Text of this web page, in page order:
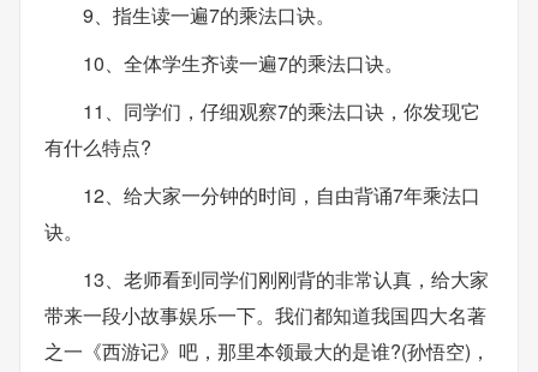
9、指生读一遍7的乘法口诀。
10、全体学生齐读一遍7的乘法口诀。
11、同学们，仔细观察7的乘法口诀，你发现它
有什么特点?
12、给大家一分钟的时间，自由背诵7年乘法口
诀。
13、老师看到同学们刚刚背的非常认真，给大家
带来一段小故事娱乐一下。我们都知道我国四大名著
之一《西游记》吧，那里本领最大的是谁?(孙悟空)，